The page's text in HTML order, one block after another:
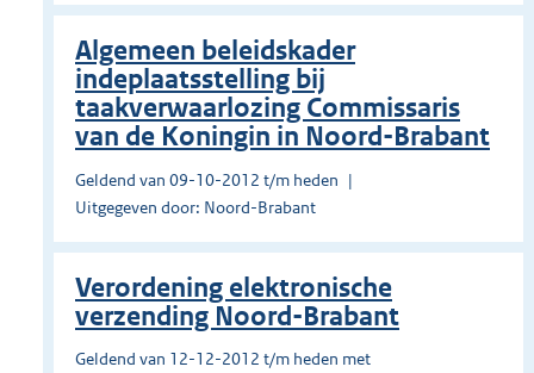
Algemeen beleidskader
indeplaatsstelling bij
taakverwaarlozing Commissaris
van de Koningin in Noord-Brabant
Geldend van 09-10-2012 t/m heden
Uitgegeven door: Noord-Brabant
Verordening elektronische
verzending Noord-Brabant
Geldend van 12-12-2012 t/m heden met